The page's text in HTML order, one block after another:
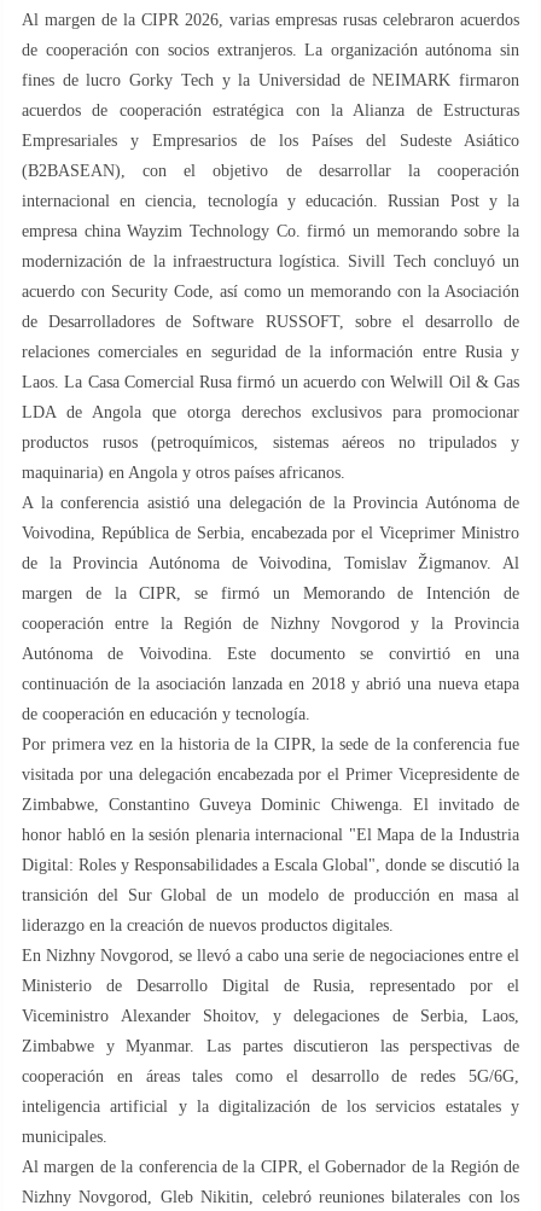
Al margen de la CIPR 2026, varias empresas rusas celebraron acuerdos
de cooperación con socios extranjeros. La organización autónoma sin
fines de lucro Gorky Tech y la Universidad de NEIMARK firmaron
acuerdos de cooperación estratégica con la Alianza de Estructuras
Empresariales y Empresarios de los Países del Sudeste Asiático
(B2BASEAN), con el objetivo de desarrollar la cooperación
internacional en ciencia, tecnología y educación. Russian Post y la
empresa china Wayzim Technology Co. firmó un memorando sobre la
modernización de la infraestructura logística. Sivill Tech concluyó un
acuerdo con Security Code, así como un memorando con la Asociación
de Desarrolladores de Software RUSSOFT, sobre el desarrollo de
relaciones comerciales en seguridad de la información entre Rusia y
Laos. La Casa Comercial Rusa firmó un acuerdo con Welwill Oil & Gas
LDA de Angola que otorga derechos exclusivos para promocionar
productos rusos (petroquímicos, sistemas aéreos no tripulados y
maquinaria) en Angola y otros países africanos.
A la conferencia asistió una delegación de la Provincia Autónoma de
Voivodina, República de Serbia, encabezada por el Viceprimer Ministro
de la Provincia Autónoma de Voivodina, Tomislav Žigmanov. Al
margen de la CIPR, se firmó un Memorando de Intención de
cooperación entre la Región de Nizhny Novgorod y la Provincia
Autónoma de Voivodina. Este documento se convirtió en una
continuación de la asociación lanzada en 2018 y abrió una nueva etapa
de cooperación en educación y tecnología.
Por primera vez en la historia de la CIPR, la sede de la conferencia fue
visitada por una delegación encabezada por el Primer Vicepresidente de
Zimbabwe, Constantino Guveya Dominic Chiwenga. El invitado de
honor habló en la sesión plenaria internacional "El Mapa de la Industria
Digital: Roles y Responsabilidades a Escala Global", donde se discutió la
transición del Sur Global de un modelo de producción en masa al
liderazgo en la creación de nuevos productos digitales.
En Nizhny Novgorod, se llevó a cabo una serie de negociaciones entre el
Ministerio de Desarrollo Digital de Rusia, representado por el
Viceministro Alexander Shoitov, y delegaciones de Serbia, Laos,
Zimbabwe y Myanmar. Las partes discutieron las perspectivas de
cooperación en áreas tales como el desarrollo de redes 5G/6G,
inteligencia artificial y la digitalización de los servicios estatales y
municipales.
Al margen de la conferencia de la CIPR, el Gobernador de la Región de
Nizhny Novgorod, Gleb Nikitin, celebró reuniones bilaterales con los